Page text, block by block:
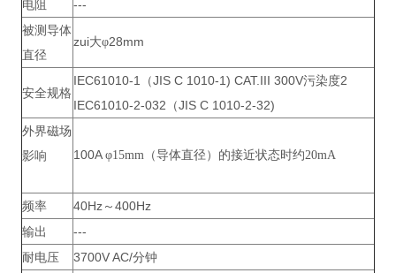
电阻
---
被测导体
直径
zui大φ28mm
安全规格
IEC61010-1（JIS C 1010-1) CAT.III 300V污染度2
IEC61010-2-032（JIS C 1010-2-32)
外界磁场
影响
100A φ15mm（导体直径）的接近状态时约20mA
频率
40Hz～400Hz
输出
---
耐电压
3700V AC/分钟